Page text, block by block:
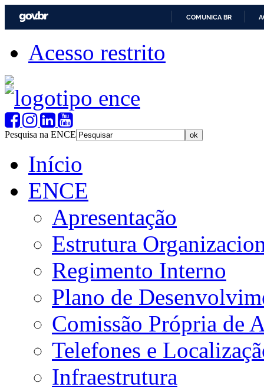
COMUNICA BR
Acesso restrito
Pesquisa na ENCE
Início
ENCE
Apresentação
Estrutura
Regimento Interno
Plano de
Comissão Própria de
Telefones e
Infraestrutura